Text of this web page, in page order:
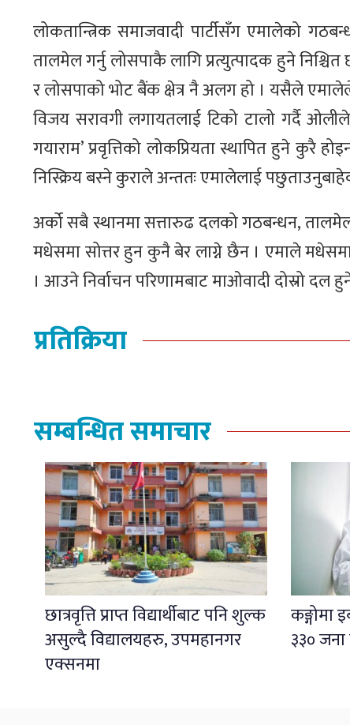
लोकतान्त्रिक समाजवादी पार्टीसँग एमालेको
तालमेल गर्नु लोसपाकै लागि प्रत्युत्पादक हुने
र लोसपाको भोट बैंक क्षेत्र नै अलग हो । यसैले
विजय सरावगी लगायतलाई टिको टालो गर्दै
गयाराम’ प्रवृत्तिको लोकप्रियता स्थापित हुने कुरै
निस्क्रिय बस्ने कुराले अन्ततः एमालेलाई
अर्को सबै स्थानमा सत्तारुढ दलको गठबन्धन,
मधेसमा सोत्तर हुन कुनै बेर लाग्ने छैन । एमाले
। आउने निर्वाचन परिणामबाट माओवादी दोस्रो दल
प्रतिक्रिया
सम्बन्धित समाचार
छात्रवृत्ति प्राप्त विद्यार्थीबाट पनि शुल्क
असुल्दै विद्यालयहरु, उपमहानगर
एक्सनमा
कङ्गोमा
३३०